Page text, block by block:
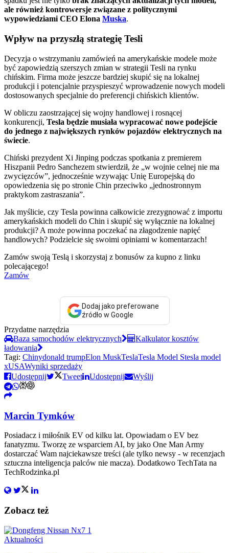
ale również kontrowersje związane z politycznymi
wypowiedziami CEO Elona Muska.
Wpływ na przyszłą strategię Tesli
Decyzja o wstrzymaniu zamówień na amerykańskie modele może
być zapowiedzią szerszych zmian w strategii Tesli na rynku
chińskim. Firma może jeszcze bardziej skupić się na lokalnej
produkcji i potencjalnie przyspieszyć wprowadzenie nowych modeli
dostosowanych specjalnie do preferencji chińskich klientów.
W obliczu zaostrzającej się wojny handlowej i rosnącej
konkurencji, Tesla będzie musiała wypracować nowe podejście
do jednego z największych rynków pojazdów elektrycznych na
świecie.
Chiński prezydent Xi Jinping podczas spotkania z premierem
Hiszpanii Pedro Sanchezem stwierdził, że „w wojnie celnej nie ma
zwycięzców”, jednocześnie wzywając Unię Europejską do
opowiedzenia się po stronie Chin przeciwko „jednostronnym
praktykom zastraszania”.
Jak myślicie, czy Tesla powinna całkowicie zrezygnować z importu
amerykańskich modeli do Chin i skupić się wyłącznie na lokalnej
produkcji? A może powinna poczekać na złagodzenie napięć
handlowych? Podzielcie się swoimi opiniami w komentarzach!
Zamów swoją Teslą i skorzystaj z bonusów za kupno z linku
polecającego!
Zamów
Dodaj jako preferowane
źródło w Google
Przydatne narzędzia
Baza samochodów elektrycznych
Kalkulator kosztów
ładowania
Tagi: Chinydonald trumpElon MuskTeslaTesla Model Stesla model
xUSAWyniki sprzedaży
Udostępnij
Tweet Udostępnij Wyślij
Marcin Tymków
Posiadacz i miłośnik EV od kilku lat. Opowiadam o EV bez
fanatyzmu. Tworzę ze wsparciem AI, by jako One Man Army
dostarczać Wam najciekawsze treści (ale tylko newsy - w recenzjach
sztuczna inteligencja palców nie macza). Dodatkowo TechTata na
TechRodzinka.pl
Zobacz też
Aktualności